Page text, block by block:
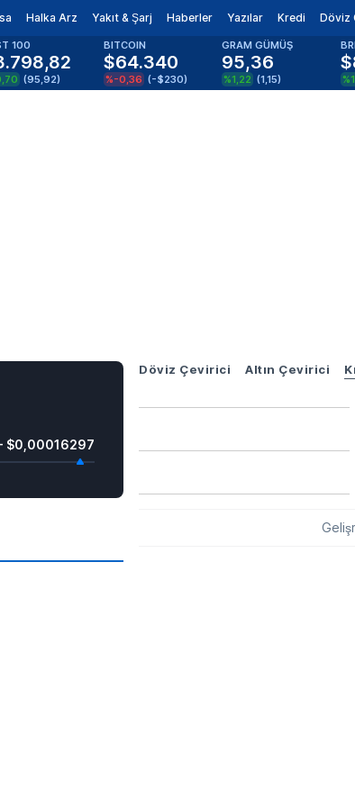
Halka Arz Yakıt & Şarj Haberler Yazılar Kredi Döviz
100
(95,92)
BITCOIN
$64.340
%-0,36 (-$230)
GRAM GÜMÜŞ
95,36
%1,22 (1,15)
$0,00016297
Döviz Çevirici Altın Çevirici